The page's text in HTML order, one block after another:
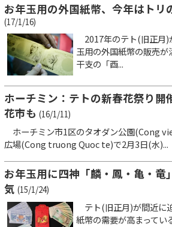
お年玉用の外国紙幣、今年はトリ
(17/1/16)
2017年のテト(旧正月)
玉用の外国紙幣の販売
干支の「酉...
ホーチミン：テトの新春花祭り開
花市も (16/1/11)
ホーチミン市1区のタオダン公園(Cong
広場(Cong truong Quoc te)で2月3日(水)...
お年玉用に四神「麟・鳳・亀・竜
気 (15/1/24)
テト(旧正月)が間近に
紙幣の需要が高まって